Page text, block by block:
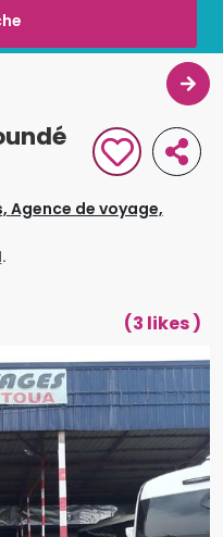
Agence de voyage,
.
(3 likes )